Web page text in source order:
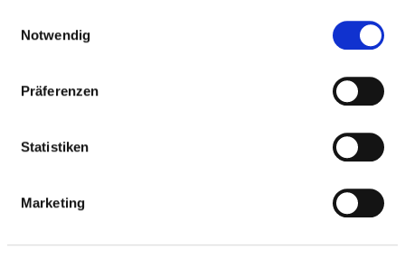
Notwendig
Präferenzen
Statistiken
Marketing
Hauke Krause (Chefarzt- Medizinische Klinik 2 -
Information and services of the department